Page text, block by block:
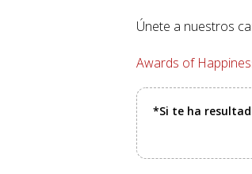
Únete a nuestros
Awards of
*Si te ha